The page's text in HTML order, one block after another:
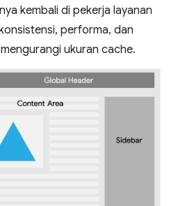
kembali di pekerja layanan
performa, dan
ukuran cache.